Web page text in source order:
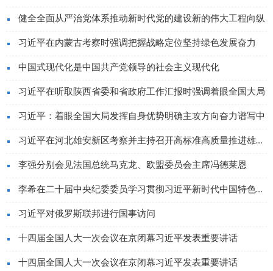
健全全面从严治党体系推动新时代党的建设新的伟大工程向纵
习近平在内蒙古考察时强调把握战略定位坚持绿色发展奋力
中国式现代化是中国共产党领导的社会主义现代化
习近平在听取陕西省委和省政府工作汇报时强调着眼全国大局
习近平：着眼全国大局发挥自身优势明确主攻方向奋力谱写中
习近平在河北雄安新区考察并主持召开高标准高质量推进雄安新
李强分别会见法国总统马克龙、欧盟委员会主席冯德莱恩
李希在二十届中央纪委委员学习贯彻习近平新时代中国特色社会
习近平对俄罗斯联邦进行国事访问
十四届全国人大一次会议在京闭幕习近平发表重要讲话
十四届全国人大一次会议在京闭幕习近平发表重要讲话